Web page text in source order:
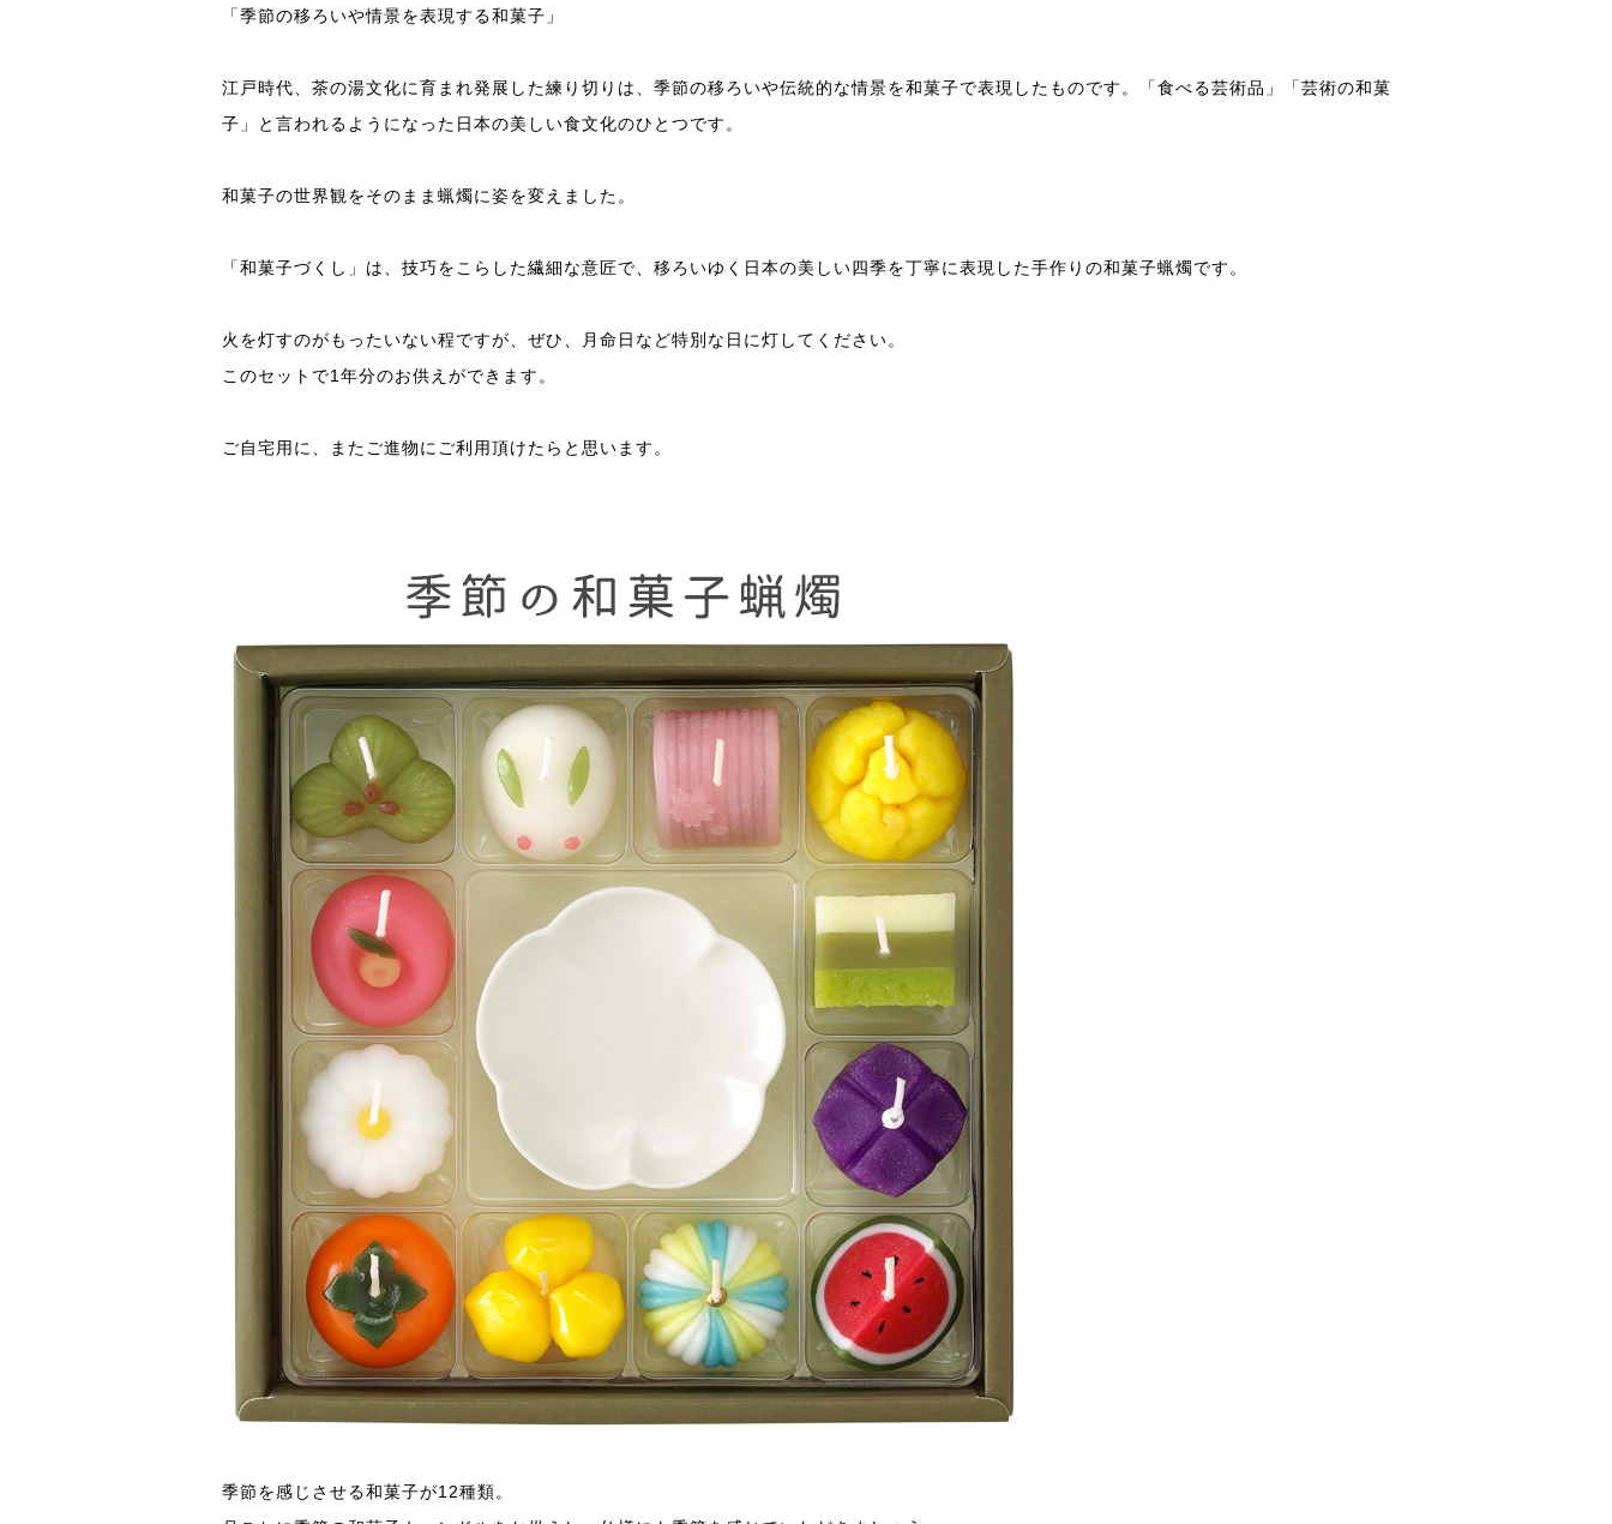
「季節の移ろいや情景を表現する和菓子」
江戸時代、茶の湯文化に育まれ発展した練り切りは、季節の移ろいや伝統的な情景を和菓子で表現したものです。「食べる芸術品」「芸術の和菓
子」と言われるようになった日本の美しい食文化のひとつです。
和菓子の世界観をそのまま蝋燭に姿を変えました。
「和菓子づくし」は、技巧をこらした繊細な意匠で、移ろいゆく日本の美しい四季を丁寧に表現した手作りの和菓子蝋燭です。
火を灯すのがもったいない程ですが、ぜひ、月命日など特別な日に灯してください。
このセットで1年分のお供えができます。
ご自宅用に、またご進物にご利用頂けたらと思います。
季節を感じさせる和菓子が12種類。